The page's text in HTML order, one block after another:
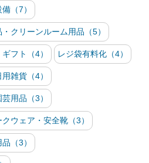
（7）
クリーンルーム用品（5）
フト（4） レジ袋有料化（4）
雑貨（4）
用品（3）
ウェア・安全靴（3）
（3）